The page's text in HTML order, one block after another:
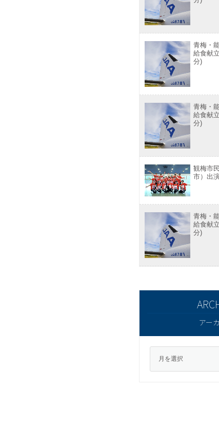
青梅・
給食献
分)
青梅・
給食献
分)
観梅市
市）出
青梅・
給食献
分)
アー